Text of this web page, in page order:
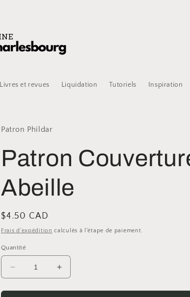
Livres et revues Liquidation Tutoriels Inspiration
Patron Phildar
Patron
Abeille
Prix
habituel
$4.50 CAD
Frais d'expédition calculés à l'étape de paiement.
Quantité
Réduire
la
quantité
Augmenter
la
quantité